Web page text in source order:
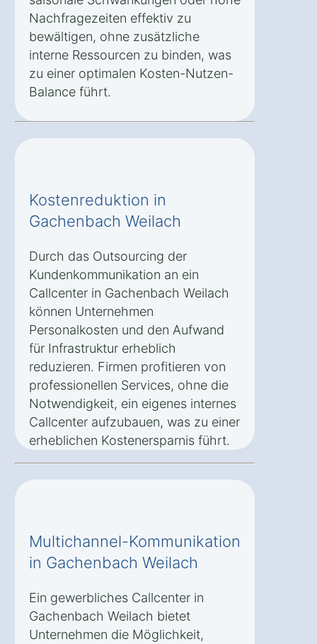
Nachfragezeiten effektiv zu
bewältigen, ohne zusätzliche
interne Ressourcen zu binden, was
zu einer optimalen Kosten-Nutzen-
Balance führt.
Kostenreduktion in
Gachenbach Weilach
Durch das Outsourcing der
Kundenkommunikation an ein
Callcenter in Gachenbach Weilach
können Unternehmen
Personalkosten und den Aufwand
für Infrastruktur erheblich
reduzieren. Firmen profitieren von
professionellen Services, ohne die
Notwendigkeit, ein eigenes internes
Callcenter aufzubauen, was zu einer
erheblichen Kostenersparnis führt.
Multichannel-Kommunikation
in Gachenbach Weilach
Ein gewerbliches Callcenter in
Gachenbach Weilach bietet
Unternehmen die Möglichkeit,